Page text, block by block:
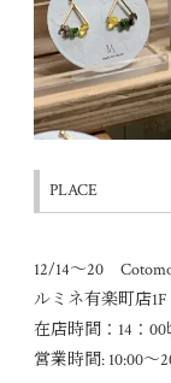
PLACE
12/14～20
ルミネ有楽町店
在店時間：14：00
営業時間: 10:00～